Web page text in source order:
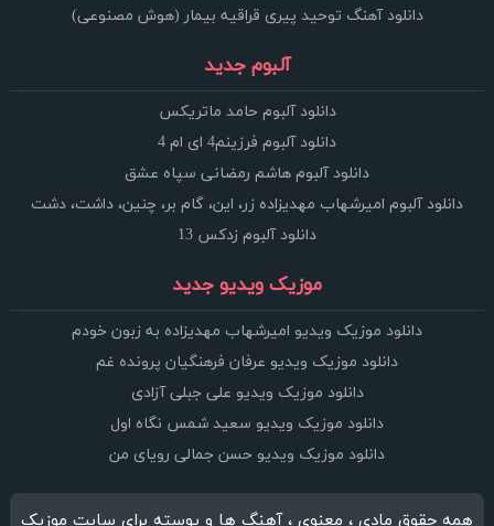
دانلود آهنگ توحید پیری قراقیه بیمار (هوش مصنوعی)
آلبوم جدید
دانلود آلبوم حامد ماتریکس
دانلود آلبوم فرزینم4 ای ام 4
دانلود آلبوم هاشم رمضانی سپاه عشق
دانلود آلبوم امیرشهاب مهدیزاده زر، این، گام بر، چنین، داشت، دشت
دانلود آلبوم زدکس 13
موزیک ویدیو جدید
دانلود موزیک ویدیو امیرشهاب مهدیزاده به زبون خودم
دانلود موزیک ویدیو عرفان فرهنگیان پرونده غم
دانلود موزیک ویدیو علی جبلی آزادی
دانلود موزیک ویدیو سعید شمس نگاه اول
دانلود موزیک ویدیو حسن جمالی رویای من
همه حقوق مادی ، معنوی ، آهنگ ها و پوسته برای سایت موزیک